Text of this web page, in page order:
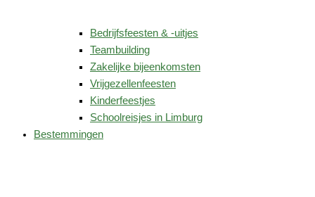
Bedrijfsfeesten & -uitjes
Teambuilding
Zakelijke bijeenkomsten
Vrijgezellenfeesten
Kinderfeestjes
Schoolreisjes in Limburg
Bestemmingen